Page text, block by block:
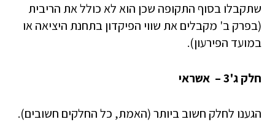
שתקבלו בסוף התקופה שכן הוא לא כולל את הריבית
(בפרק ב' מקבלים את שווי הפיקדון בתחנת היציאה או
במועד הפירעון).
חלק ג'3 – אשראי
הגענו לחלק חשוב ביותר (האמת, כל החלקים חשובים).